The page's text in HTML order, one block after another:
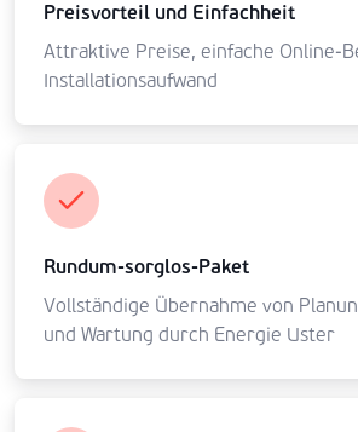
Preisvorteil und Einfachheit
Attraktive Preise, einfache Online-
Installationsaufwand
Rundum-sorglos-Paket
Vollständige Übernahme von
und Wartung durch Energie Uster